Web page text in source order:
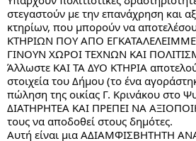
στεγαστούν με την επανάχρηση και
κτηρίων, που μπορούν να
ΚΤΗΡΙΩΝ ΠΟΥ ΑΠΟ
ΓΙΝΟΥΝ ΧΩΡΟΙ ΤΕΧΝΩΝ ΚΑΙ
Άλλωστε ΚΑΙ ΤΑ ΔΥΟ ΚΤΗΡΙΑ
στοιχεία του Δήμου (το ένα
πώληση της οικίας Γ. Κρινάκου στο
ΔΙΑΤΗΡΗΤΕΑ ΚΑΙ ΠΡΕΠΕΙ ΝΑ
τους να αποδοθεί στους δημότες.
Αυτή είναι μια ΑΔΙΑΜΦΙΣΒΗΤΗΤΗ